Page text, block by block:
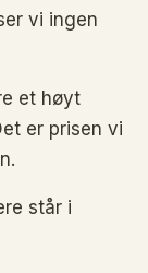
vi ingen
et høyt
er prisen vi
står i